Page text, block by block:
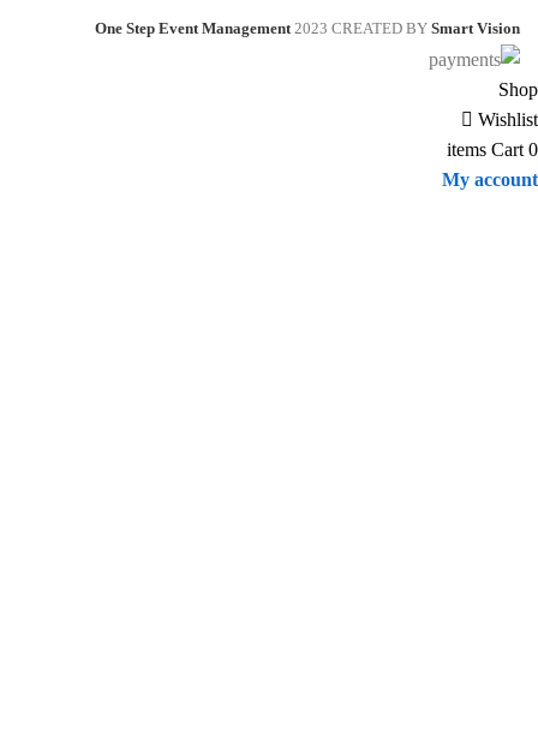
One Step Event Management 2023 CREATED BY Smart Vision
Shop
Wishlist
0
items Cart
My account